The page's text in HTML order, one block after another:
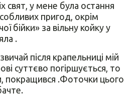
свят, у мене була остання
пригод, окрім
бійки» за вільну койку у
.
після крапельниці мій
суттєво погіршується, то
покращився .Фоточки цього